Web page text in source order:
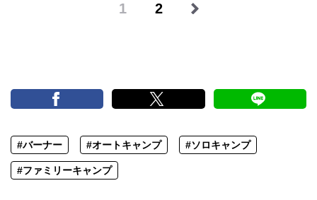
1 2
#バーナー #オートキャンプ #ソロキャンプ
#ファミリーキャンプ